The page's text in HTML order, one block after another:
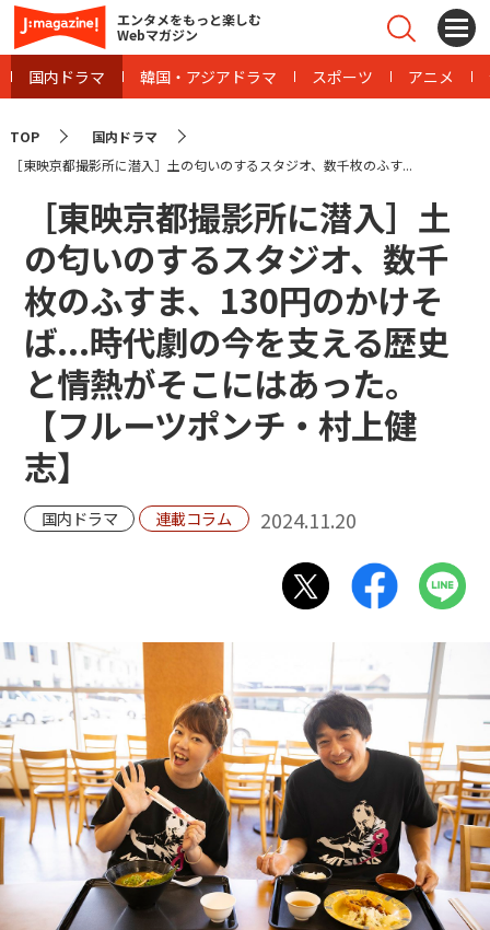
エンタメをもっと楽しむ
Webマガジン
国内ドラマ 韓国・アジアドラマ スポーツ アニメ
TOP
国内ドラマ
［東映京都撮影所に潜入］土の匂いのするスタジオ、数千枚のふす...
［東映京都撮影所に潜入］土
の匂いのするスタジオ、数千
枚のふすま、130円のかけそ
ば...時代劇の今を支える歴史
と情熱がそこにはあった。
【フルーツポンチ・村上健
志】
国内ドラマ 連載コラム 2024.11.20